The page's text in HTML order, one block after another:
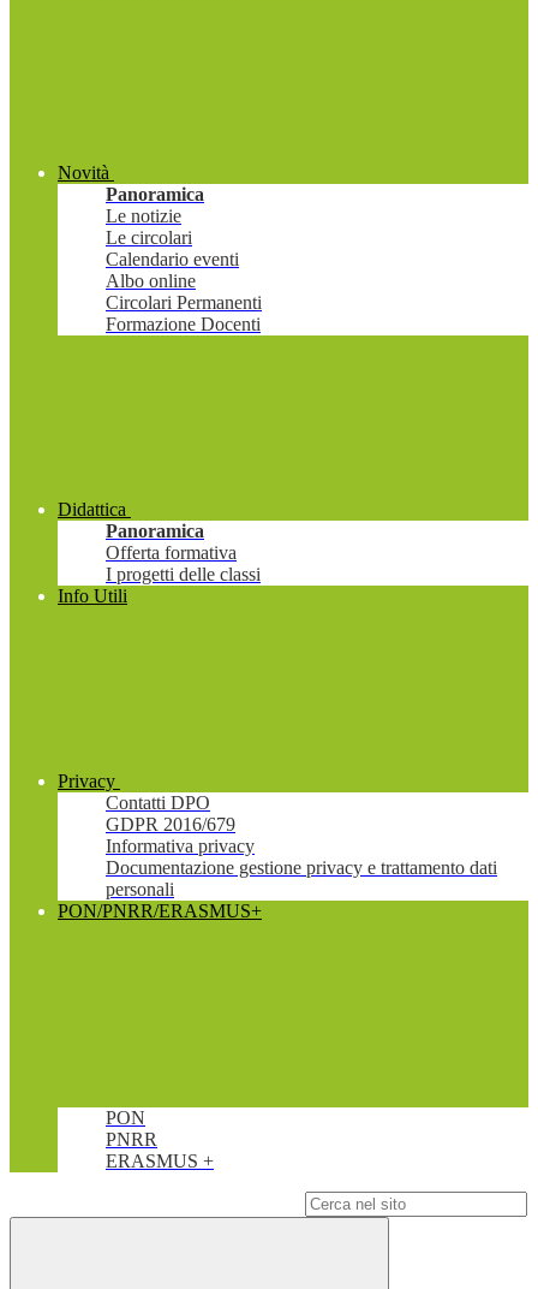
Novità
Panoramica
Le notizie
Le circolari
Calendario eventi
Albo online
Circolari Permanenti
Formazione Docenti
Didattica
Panoramica
Offerta formativa
I progetti delle classi
Info Utili
Privacy
Contatti DPO
GDPR 2016/679
Informativa privacy
Documentazione gestione privacy e trattamento dati
personali
PON/PNRR/ERASMUS+
PON
PNRR
ERASMUS +